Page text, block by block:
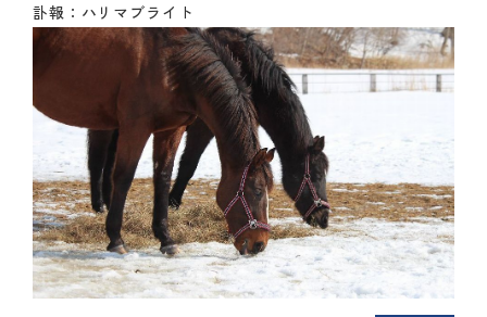
訃報：ハリマブライト